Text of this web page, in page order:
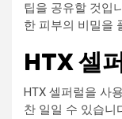
팁을 공유할 것입
한 피부의 비밀을
HTX 셀
HTX 셀퍼럴을 사
찬 일일 수 있습니